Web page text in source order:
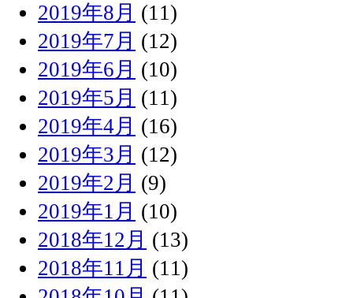
2019年8月 (11)
2019年7月 (12)
2019年6月 (10)
2019年5月 (11)
2019年4月 (16)
2019年3月 (12)
2019年2月 (9)
2019年1月 (10)
2018年12月 (13)
2018年11月 (11)